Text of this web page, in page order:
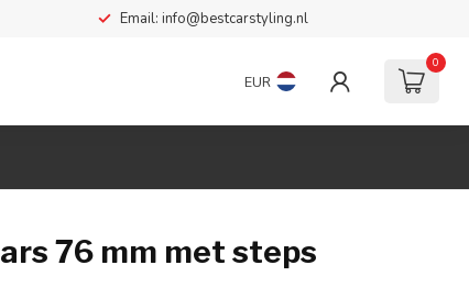
Email: info@bestcarstyling.nl
EUR
0
76 mm met steps